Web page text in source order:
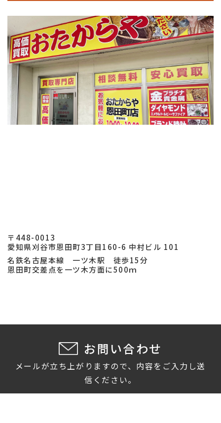
〒448-0013
愛知県刈谷市恩田町3丁目160-6 中村ビル 101
名鉄名古屋本線 一ツ木駅 徒歩15分
恩田町交差点を一ツ木方面に500ｍ
お問い合わせ
メールが立ち上がりますので、内容をご入力し送
信ください。